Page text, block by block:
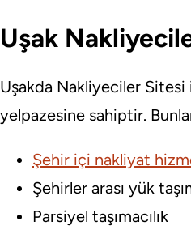
Uşak
Uşakda Nakliyeciler
yelpazesine sahiptir.
Şehir içi nakliyat
Şehirler arası yük
Parsiyel taşımacılık